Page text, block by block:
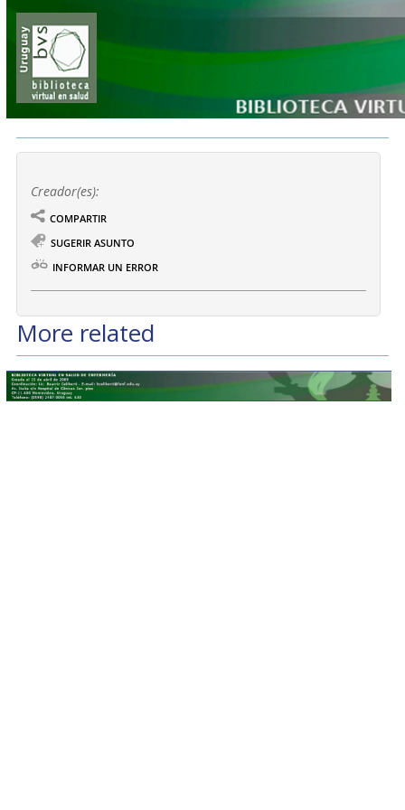
Creador(es):
COMPARTIR
SUGERIR ASUNTO
INFORMAR UN ERROR
More related